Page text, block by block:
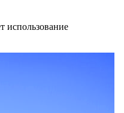
использование